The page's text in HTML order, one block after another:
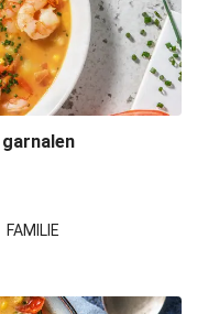
FAMILIE